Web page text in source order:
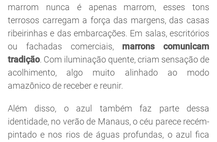
marrom nunca é apenas marrom, esses tons
terrosos carregam a força das margens, das casas
ribeirinhas e das embarcações. Em salas, escritórios
ou fachadas comerciais, marrons comunicam
tradição. Com iluminação quente, criam sensação de
acolhimento, algo muito alinhado ao modo
amazônico de receber e reunir.
Além disso, o azul também faz parte dessa
identidade, no verão de Manaus, o céu parece recém-
pintado e nos rios de águas profundas, o azul fica